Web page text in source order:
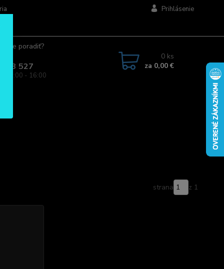
Prihlásenie
poradiť?
963 527
08:00 - 16:00
0 ks
za 0,00 €
strana z 1